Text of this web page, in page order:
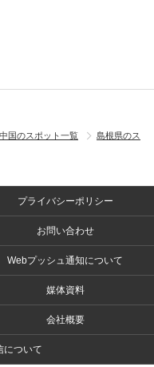
中国のスポット一覧
島根県のス
プライバシーポリシー
お問い合わせ
Webプッシュ通知について
媒体資料
会社概要
について